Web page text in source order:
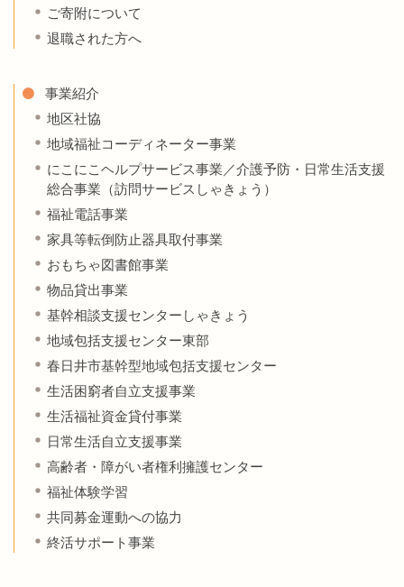
ご寄附について
退職された方へ
事業紹介
地区社協
地域福祉コーディネーター事業
にこにこヘルプサービス事業／介護予防・日常生活支援
総合事業（訪問サービスしゃきょう）
福祉電話事業
家具等転倒防止器具取付事業
おもちゃ図書館事業
物品貸出事業
基幹相談支援センターしゃきょう
地域包括支援センター東部
春日井市基幹型地域包括支援センター
生活困窮者自立支援事業
生活福祉資金貸付事業
日常生活自立支援事業
高齢者・障がい者権利擁護センター
福祉体験学習
共同募金運動への協力
終活サポート事業